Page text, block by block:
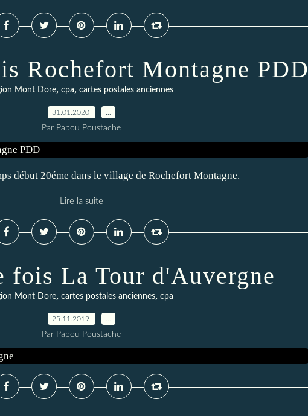
Rochefort Montagne PDD
Mont Dore, cpa, cartes postales anciennes
31.01.2020
Par Papou Poustache
début 20éme dans le village de Rochefort Montagne.
Lire la suite
fois La Tour d'Auvergne
Mont Dore, cartes postales anciennes, cpa
25.11.2019
Par Papou Poustache